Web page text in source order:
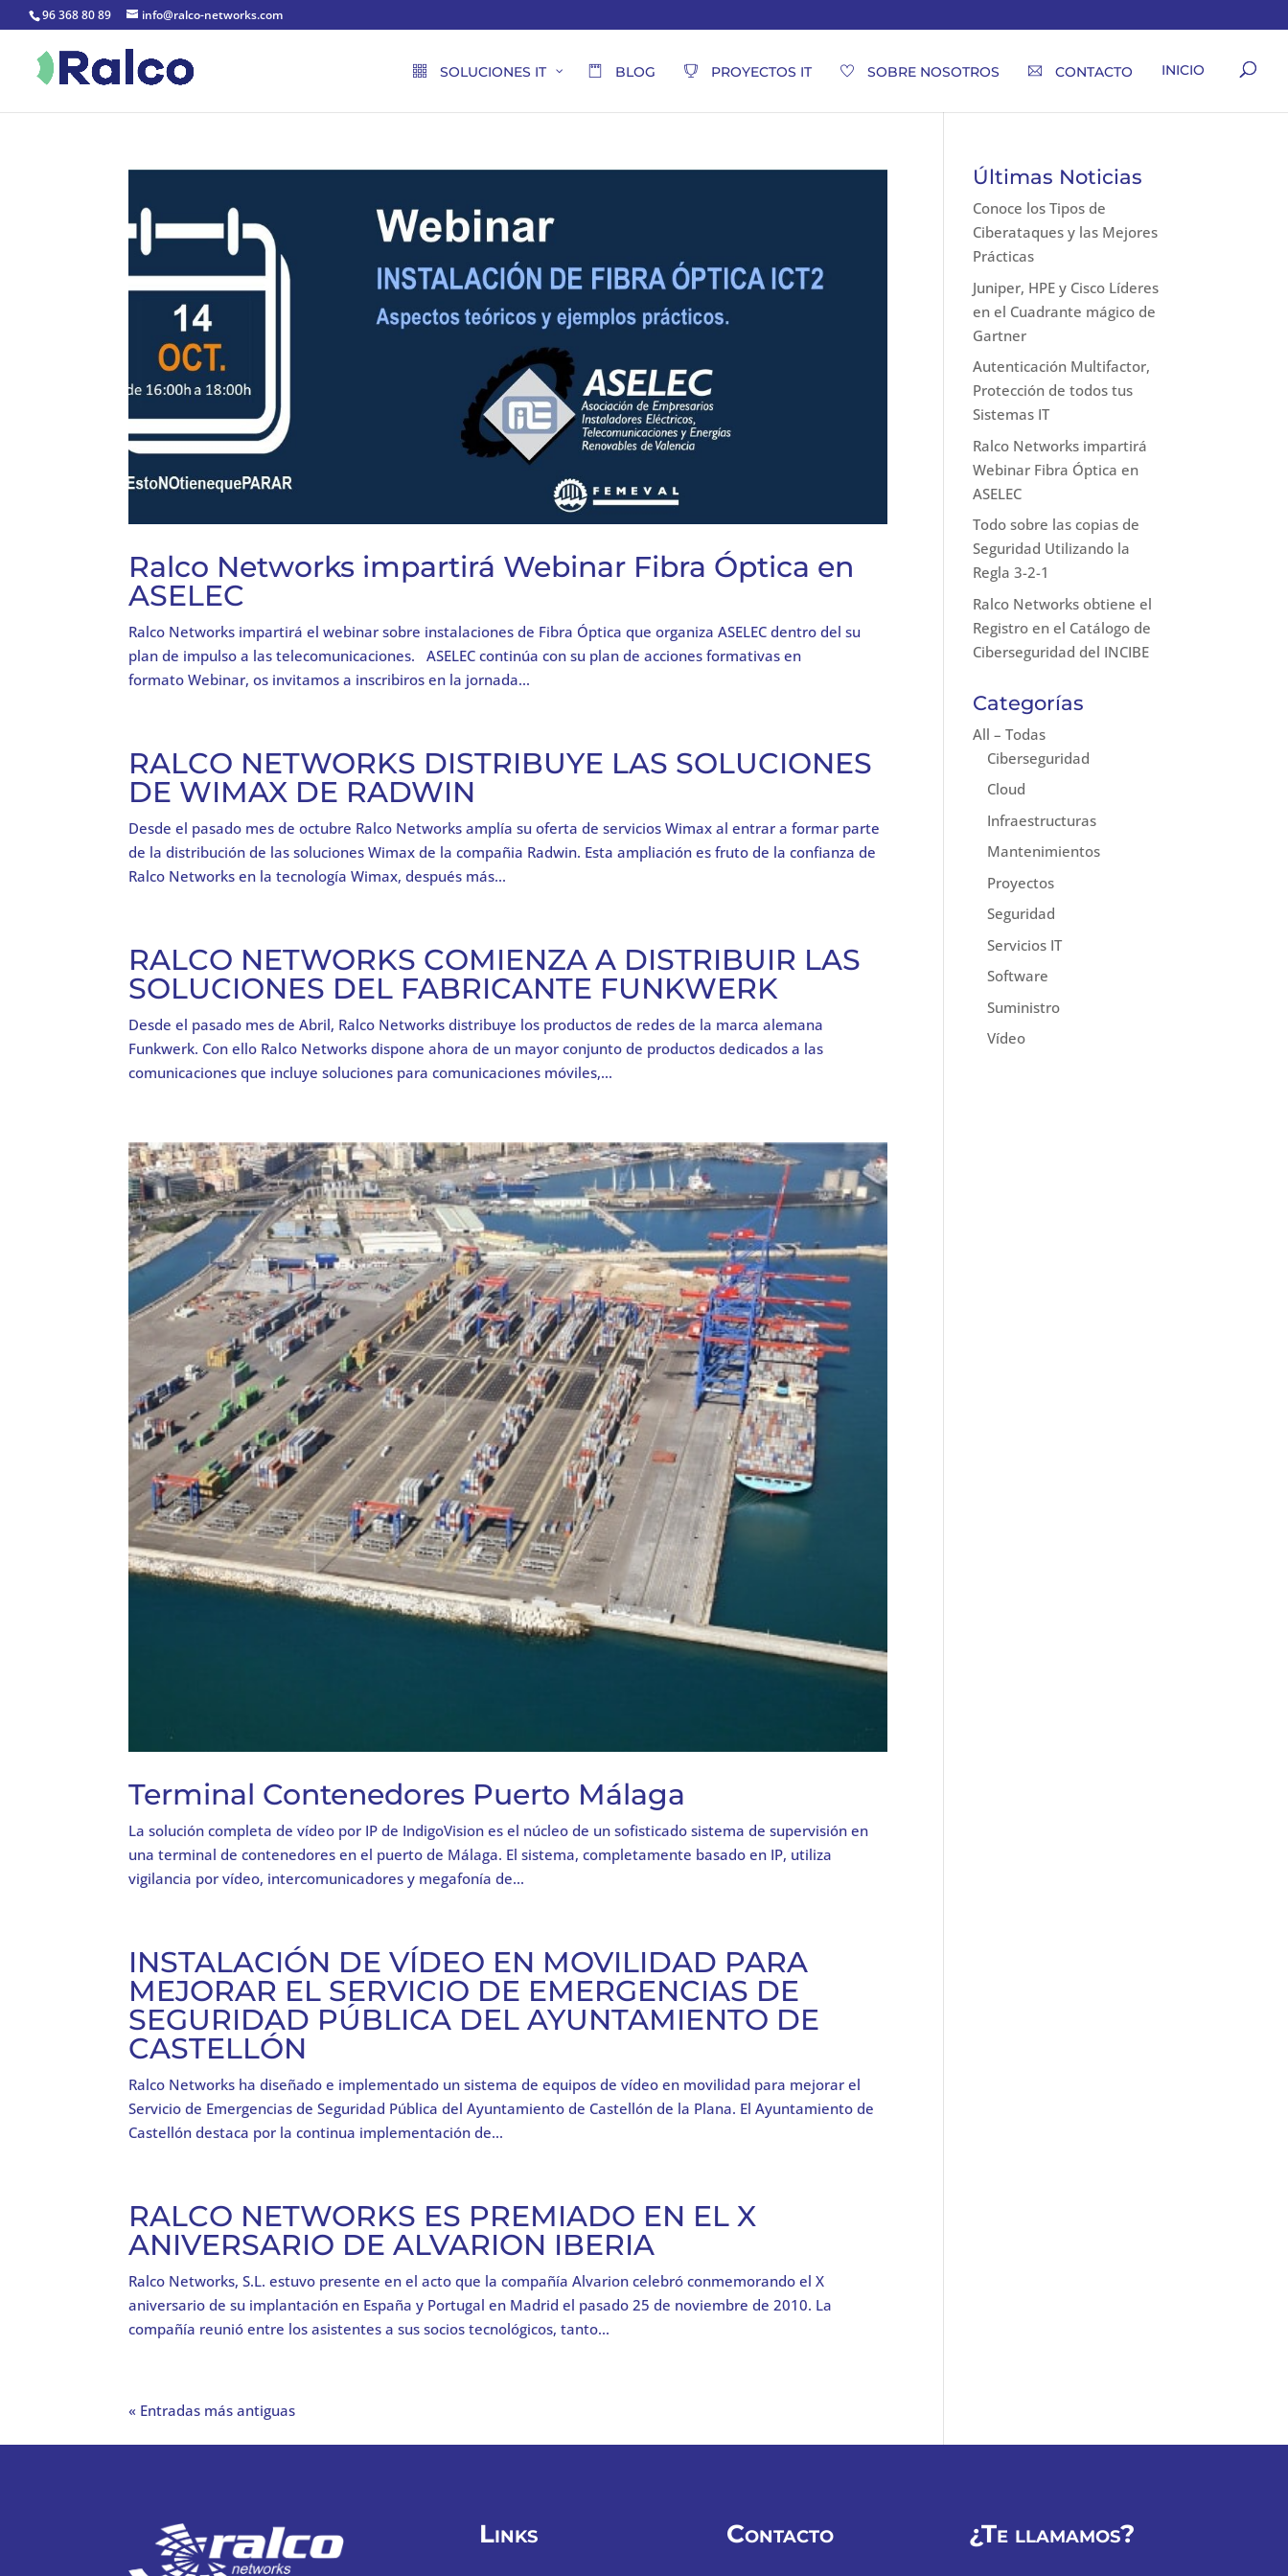
96 368 80 89 info@ralco-networks.com
SOLUCIONES IT BLOG PROYECTOS IT SOBRE NOSOTROS CONTACTO INICIO
Ralco Networks impartirá Webinar Fibra Óptica en
ASELEC
Ralco Networks impartirá el webinar sobre instalaciones de Fibra Óptica que organiza ASELEC dentro del su
plan de impulso a las telecomunicaciones. ASELEC continúa con su plan de acciones formativas en
formato Webinar, os invitamos a inscribiros en la jornada...
RALCO NETWORKS DISTRIBUYE LAS SOLUCIONES
DE WIMAX DE RADWIN
Desde el pasado mes de octubre Ralco Networks amplía su oferta de servicios Wimax al entrar a formar parte
de la distribución de las soluciones Wimax de la compañia Radwin. Esta ampliación es fruto de la confianza de
Ralco Networks en la tecnología Wimax, después más...
RALCO NETWORKS COMIENZA A DISTRIBUIR LAS
SOLUCIONES DEL FABRICANTE FUNKWERK
Desde el pasado mes de Abril, Ralco Networks distribuye los productos de redes de la marca alemana
Funkwerk. Con ello Ralco Networks dispone ahora de un mayor conjunto de productos dedicados a las
comunicaciones que incluye soluciones para comunicaciones móviles,...
Terminal Contenedores Puerto Málaga
La solución completa de vídeo por IP de IndigoVision es el núcleo de un sofisticado sistema de supervisión en
una terminal de contenedores en el puerto de Málaga. El sistema, completamente basado en IP, utiliza
vigilancia por vídeo, intercomunicadores y megafonía de...
INSTALACIÓN DE VÍDEO EN MOVILIDAD PARA
MEJORAR EL SERVICIO DE EMERGENCIAS DE
SEGURIDAD PÚBLICA DEL AYUNTAMIENTO DE
CASTELLÓN
Ralco Networks ha diseñado e implementado un sistema de equipos de vídeo en movilidad para mejorar el
Servicio de Emergencias de Seguridad Pública del Ayuntamiento de Castellón de la Plana. El Ayuntamiento de
Castellón destaca por la continua implementación de...
RALCO NETWORKS ES PREMIADO EN EL X
ANIVERSARIO DE ALVARION IBERIA
Ralco Networks, S.L. estuvo presente en el acto que la compañía Alvarion celebró conmemorando el X
aniversario de su implantación en España y Portugal en Madrid el pasado 25 de noviembre de 2010. La
compañía reunió entre los asistentes a sus socios tecnológicos, tanto...
« Entradas más antiguas
Últimas Noticias
Conoce los Tipos de
Ciberataques y las Mejores
Prácticas
Juniper, HPE y Cisco Líderes
en el Cuadrante mágico de
Gartner
Autenticación Multifactor,
Protección de todos tus
Sistemas IT
Ralco Networks impartirá
Webinar Fibra Óptica en
ASELEC
Todo sobre las copias de
Seguridad Utilizando la
Regla 3-2-1
Ralco Networks obtiene el
Registro en el Catálogo de
Ciberseguridad del INCIBE
Categorías
All – Todas
Ciberseguridad
Cloud
Infraestructuras
Mantenimientos
Proyectos
Seguridad
Servicios IT
Software
Suministro
Vídeo
Links Contacto ¿Te llamamos?